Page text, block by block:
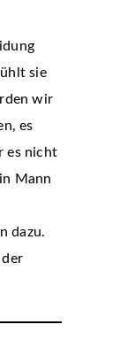
sie
wir
es
es nicht
Mann
dazu.